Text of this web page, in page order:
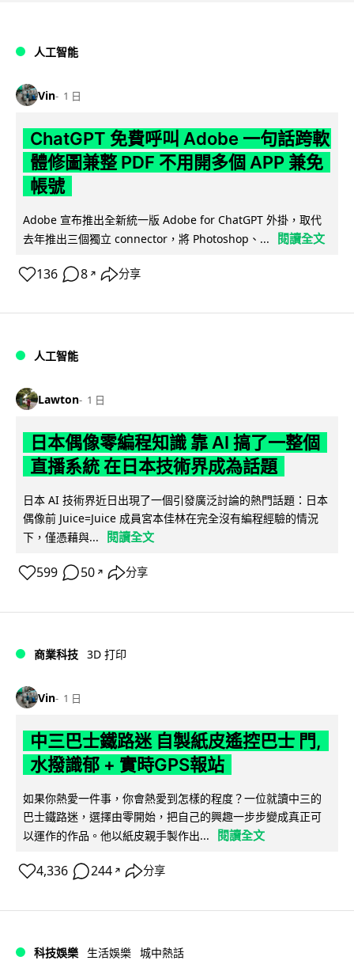
人工智能
Vin 1 日
ChatGPT 免費呼叫 Adobe 一句話跨軟
體修圖兼整 PDF 不用開多個 APP 兼免
帳號
Adobe 宣布推出全新統一版 Adobe for ChatGPT 外掛，取代
去年推出三個獨立 connector，將 Photoshop、...
閱讀全文
136 8 ↗ 分享
人工智能
Lawton 1 日
日本偶像零編程知識 靠 AI 搞了一整個
直播系統 在日本技術界成為話題
日本 AI 技術界近日出現了一個引發廣泛討論的熱門話題：日本
偶像前 Juice=Juice 成員宮本佳林在完全沒有編程經驗的情況
下，僅憑藉與...
閱讀全文
599 50 ↗ 分享
商業科技 3D 打印
Vin 1 日
中三巴士鐵路迷 自製紙皮遙控巴士 門,
水撥識郁 + 實時GPS報站
如果你熱愛一件事，你會熱愛到怎樣的程度？一位就讀中三的
巴士鐵路迷，選擇由零開始，把自己的興趣一步步變成真正可
以運作的作品。他以紙皮親手製作出...
閱讀全文
4,336 244 ↗ 分享
科技娛樂 生活娛樂 城中熱話